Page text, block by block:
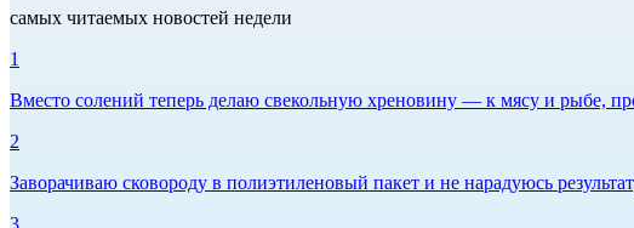
самых читаемых новостей недели
1
Вместо солений теперь делаю свекольную хреновину — к мясу и рыбе,
2
Заворачиваю сковороду в полиэтиленовый пакет и не нарадуюсь